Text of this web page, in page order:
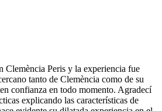
Clemència Peris y la experiencia fue
tanto de Clemència como de su
confianza en todo momento. Agradecí
explicando las características de